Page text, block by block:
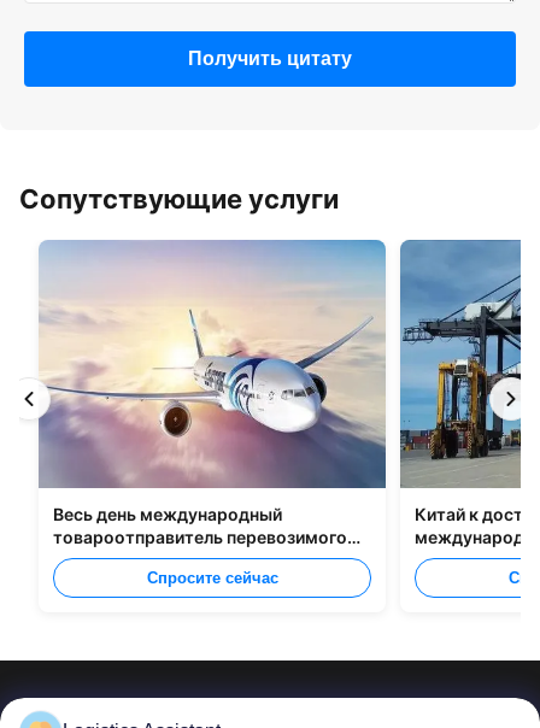
Получить цитату
Сопутствующие услуги
Весь день международный
товароотправитель перевозимого
самолетами груза от Китая к Маниле
Спросите сейчас
Китай к